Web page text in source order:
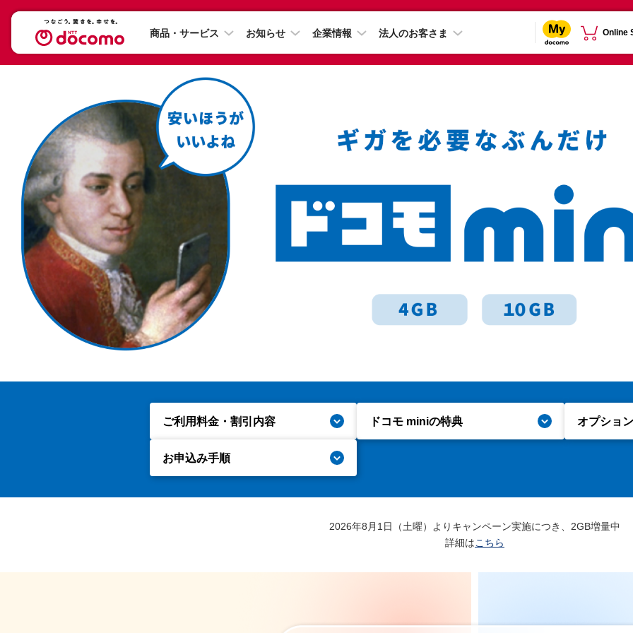
商品・サービス お知らせ 企業情報 法人のお客さま Online
ご利用料金・ 割引内容 ドコモ miniの特典 オプション
お申込み手順
2026年8月1日（土曜）より キャンペーン実施につき、2GB増量中
詳細はこちら